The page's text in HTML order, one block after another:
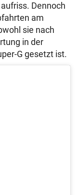
Dennoch
am
sie nach
in der
G gesetzt ist.